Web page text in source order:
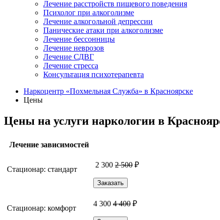
Лечение расстройств пищевого поведения
Психолог при алкоголизме
Лечение алкогольной депрессии
Панические атаки при алкоголизме
Лечение бессонницы
Лечение неврозов
Лечение СДВГ
Лечение стресса
Консультация психотерапевта
Наркоцентр «Похмельная Служба» в Красноярске
Цены
Цены на услуги наркологии в
Лечение зависимостей
Стационар: стандарт
2 300 2 500 ₽
Заказать
Стационар: комфорт
4 300 4 400 ₽